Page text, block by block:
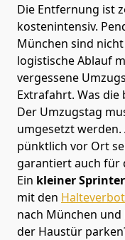
Die Entfernung ist
kostenintensiv.
München sind
logistische Ablauf
vergessene
Extrafahrt. Was die
Der Umzugstag
umgesetzt
pünktlich vor Ort
garantiert auch für
Ein kleiner Sprinter
mit den
nach München
der Haustür